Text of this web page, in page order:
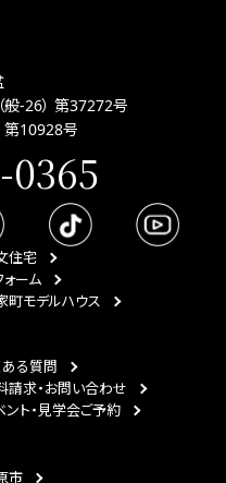
-26） 第37272号
第10928号
0365
住宅
ォーム
町モデルハウス
ある質問
請求・お問い合わせ
ント・見学会ご予約
市